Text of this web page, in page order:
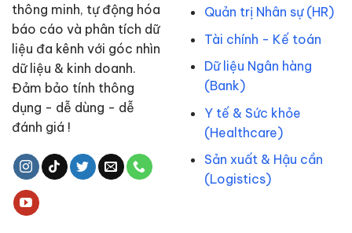
thông minh, tự động hóa
báo cáo và phân tích dữ
liệu đa kênh với góc nhìn
dữ liệu & kinh doanh.
Đảm bảo tính thông
dụng - dễ dùng - dễ
đánh giá !
Quản trị Nhân sự (HR)
Tài chính - Kế toán
Dữ liệu Ngân hàng
(Bank)
Y tế & Sức khỏe
(Healthcare)
Sản xuất & Hậu cần
(Logistics)